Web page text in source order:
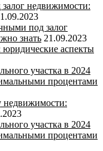
недвижимости:
под залог
знать 21.09.2023
аспекты
участка в 2024
процентами
недвижимости:
участка в 2024
процентами